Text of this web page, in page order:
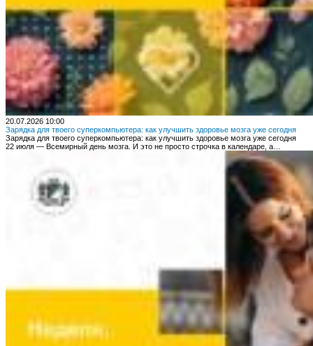
20.07.2026 10:00
Зарядка для твоего суперкомпьютера: как улучшить здоровье мозга уже сегодня
Зарядка для твоего суперкомпьютера: как улучшить здоровье мозга уже сегодня
22 июля — Всемирный день мозга. И это не просто строчка в календаре, а…